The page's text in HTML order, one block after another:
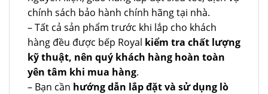
chính sách bảo hành chính hãng tại nhà.
– Tất cả sản phẩm trước khi lắp cho khách
hàng đều được bếp Royal kiểm tra chất lượng
kỹ thuật, nên quý khách hàng hoàn toàn
yên tâm khi mua hàng.
– Bạn cần hướng dẫn lắp đặt và sử dụng lò